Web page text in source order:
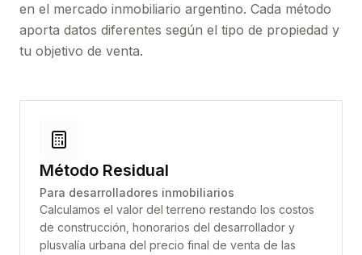
en el mercado inmobiliario argentino. Cada método
aporta datos diferentes según el tipo de propiedad y
tu objetivo de venta.
Método Residual
Para desarrolladores inmobiliarios
Calculamos el valor del terreno restando los costos
de construcción, honorarios del desarrollador y
plusvalía urbana del precio final de venta de las